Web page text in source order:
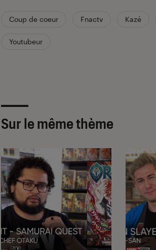
Coup de coeur Fnactv Kazé
Youtubeur
Sur le même thème